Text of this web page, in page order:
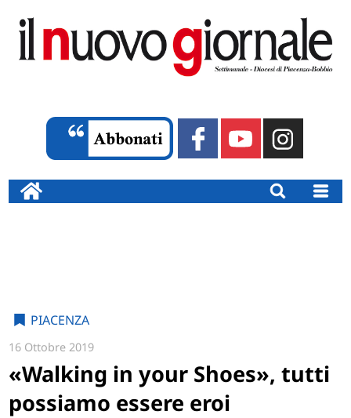
PIACENZA
16 Ottobre 2019
«Walking in your Shoes», tutti
possiamo essere eroi